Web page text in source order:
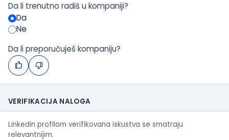
Da li trenutno radiš u kompaniji?
Da
Ne
Da li preporučuješ kompaniju?
VERIFIKACIJA NALOGA
Linkedin profilom verifikovana iskustva se smatraju
relevantnijim.